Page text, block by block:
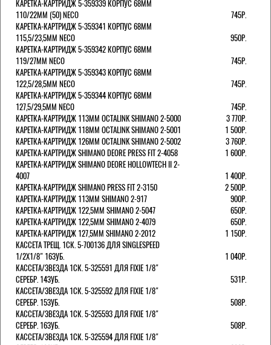
КАРЕТКА-КАРТРИДЖ 5-359339 КОРПУС 68ММ
110/22ММ (50) NECO
745Р.
КАРЕТКА-КАРТРИДЖ 5-359341 КОРПУС 68ММ
115,5/23,5ММ NECO
950Р.
КАРЕТКА-КАРТРИДЖ 5-359342 КОРПУС 68ММ
119/27ММ NECO
745Р.
КАРЕТКА-КАРТРИДЖ 5-359343 КОРПУС 68ММ
122,5/28,5ММ NECO
745Р.
КАРЕТКА-КАРТРИДЖ 5-359344 КОРПУС 68ММ
127,5/29,5ММ NECO
745Р.
КАРЕТКА-КАРТРИДЖ 113ММ OCTALINK SHIMANO 2-5000
3 770Р.
КАРЕТКА-КАРТРИДЖ 118ММ OCTALINK SHIMANO 2-5001
1 500Р.
КАРЕТКА-КАРТРИДЖ 126ММ OCTALINK SHIMANO 2-5002
3 760Р.
КАРЕТКА-КАРТРИДЖ SHIMANO DEORE PRESS FIT 2-4058
1 600Р.
КАРЕТКА-КАРТРИДЖ SHIMANO DEORE HOLLOWTECH II 2-
4007
1 400Р.
КАРЕТКА-КАРТРИДЖ SHIMANO PRESS FIT 2-3150
2 500Р.
КАРЕТКА-КАРТРИДЖ 113ММ SHIMANO 2-917
900Р.
КАРЕТКА-КАРТРИДЖ 122,5ММ SHIMANO 2-5047
650Р.
КАРЕТКА-КАРТРИДЖ 122,5ММ SHIMANO 2-4079
650Р.
КАРЕТКА-КАРТРИДЖ 127,5ММ SHIMANO 2-2012
1 150Р.
КАССЕТА ТРЕЩ. 1СК. 5-700136 ДЛЯ SINGLESPEED
1/2X1/8" 16ЗУБ.
1 040Р.
КАССЕТА/ЗВЕЗДА 1СК. 5-325591 ДЛЯ FIXIE 1/8"
СЕРЕБР. 14ЗУБ.
531Р.
КАССЕТА/ЗВЕЗДА 1СК. 5-325592 ДЛЯ FIXIE 1/8"
СЕРЕБР. 15ЗУБ.
508Р.
КАССЕТА/ЗВЕЗДА 1СК. 5-325593 ДЛЯ FIXIE 1/8"
СЕРЕБР. 16ЗУБ.
508Р.
КАССЕТА/ЗВЕЗДА 1СК. 5-325594 ДЛЯ FIXIE 1/8"